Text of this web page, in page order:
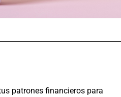
patrones financieros para